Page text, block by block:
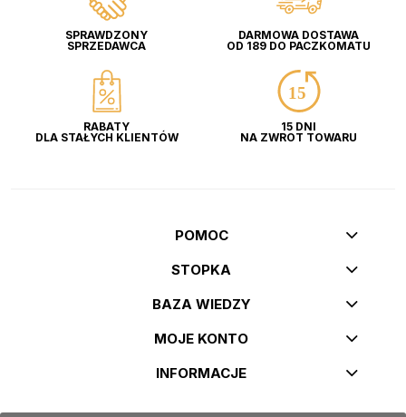
SPRAWDZONY
SPRZEDAWCA
DARMOWA DOSTAWA
OD 189 DO PACZKOMATU
RABATY
DLA STAŁYCH KLIENTÓW
15 DNI
NA ZWROT TOWARU
POMOC
STOPKA
BAZA WIEDZY
MOJE KONTO
INFORMACJE